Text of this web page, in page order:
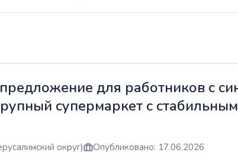
для работников с
супермаркет с
округ) Опубликовано: 17.06.2026